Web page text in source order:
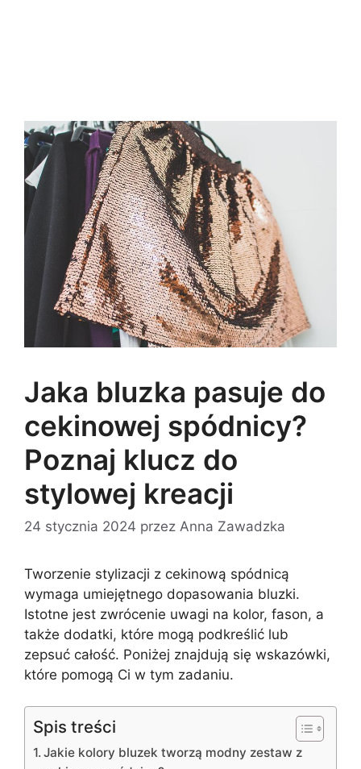
Jaka bluzka pasuje do
cekinowej spódnicy?
Poznaj klucz do
stylowej kreacji
24 stycznia 2024 przez Anna Zawadzka
Tworzenie stylizacji z cekinową spódnicą
wymaga umiejętnego dopasowania bluzki.
Istotne jest zwrócenie uwagi na kolor, fason, a
także dodatki, które mogą podkreślić lub
zepsuć całość. Poniżej znajdują się wskazówki,
które pomogą Ci w tym zadaniu.
Spis treści
Jakie kolory bluzek tworzą modny zestaw z